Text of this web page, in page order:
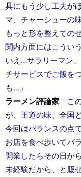
具にもう少し工夫が
マ、チャーシューの
もっと形を整えての
関内方面にはこうい
いえ…サラリーマン
チサービスでご飯を
も…」
ラーメン評論家 「こ
が、王道の味、全国
今回はバランスの点
お店を食べ歩いてバ
開業したらその日か
未経験だから、と臆